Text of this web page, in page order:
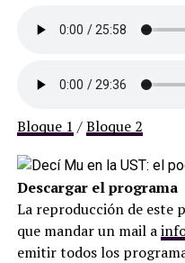
Bloque 1 /Bloque 2
Descargar el programa
La reproducción de este
que mandar un mail a
emitir todos los